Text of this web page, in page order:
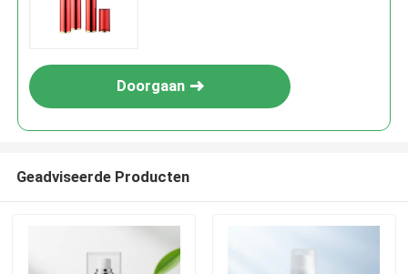
Doorgaan
Geadviseerde Producten